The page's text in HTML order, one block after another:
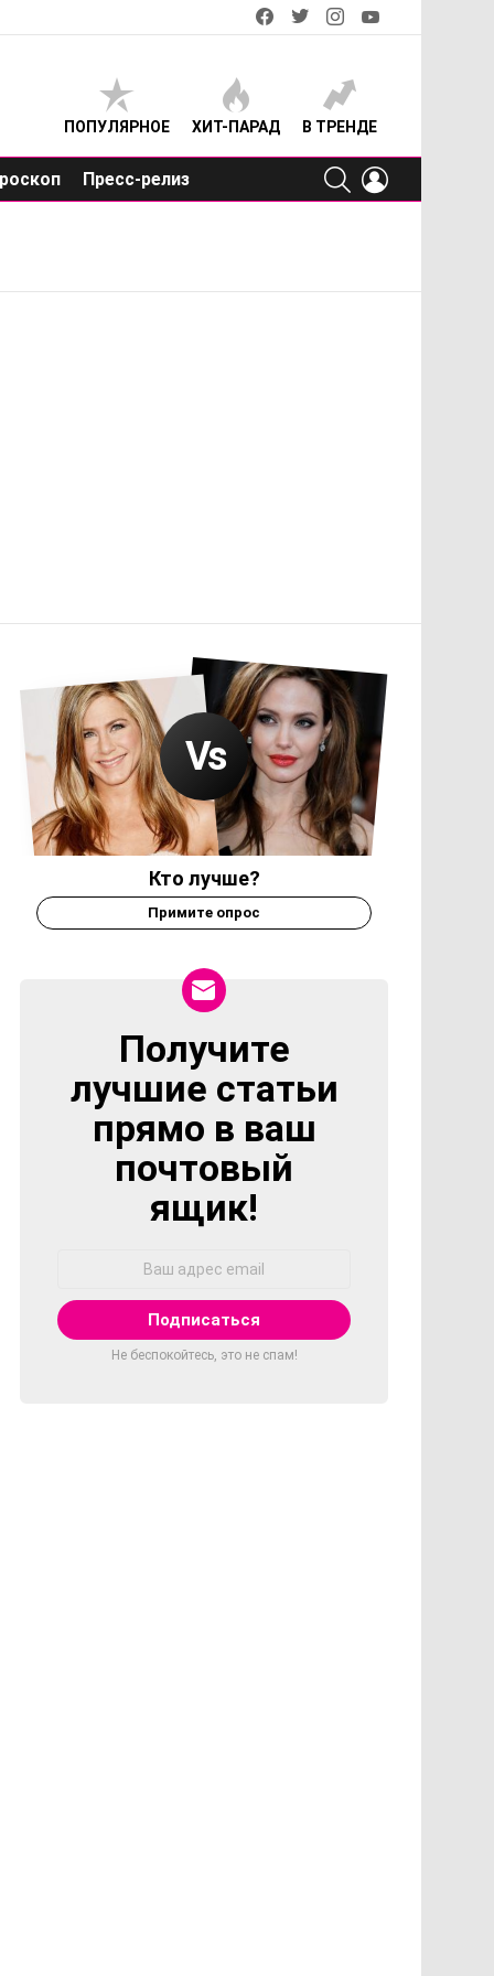
facebooktwitterinstagram
ПОПУЛЯРНОЕ ХИТ-ПАРАД В ТРЕНДЕ
Пресс-релиз
SEARCH
Кто лучше?
Примите опрос
NEWSLETTER
Получите
лучшие статьи
прямо в ваш
почтовый
ящик!
Не беспокойтесь, это не спам!